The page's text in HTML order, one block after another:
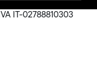
IT-02788810303